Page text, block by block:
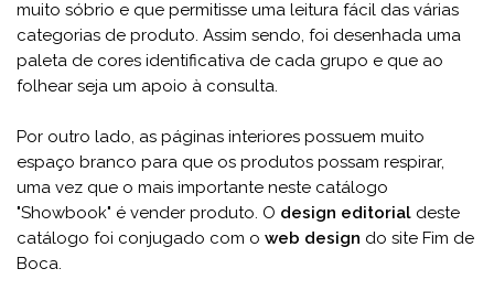
muito sóbrio e que permitisse uma leitura fácil das várias
categorias de produto. Assim sendo, foi desenhada uma
paleta de cores identificativa de cada grupo e que ao
folhear seja um apoio à consulta.
Por outro lado, as páginas interiores possuem muito
espaço branco para que os produtos possam respirar,
uma vez que o mais importante neste catálogo
"Showbook" é vender produto. O design editorial deste
catálogo foi conjugado com o web design do site Fim de
Boca.